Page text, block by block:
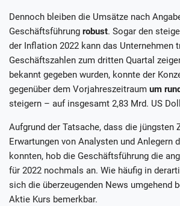
Dennoch bleiben die Umsätze nach
Geschäftsführung robust. Sogar den
der Inflation 2022 kann das Unternehmen
Geschäftszahlen zum dritten Quartal
bekannt gegeben wurden, konnte der
gegenüber dem Vorjahreszeitraum um
steigern – auf insgesamt 2,83 Mrd. US
Aufgrund der Tatsache, dass die jüngsten
Erwartungen von Analysten und Anlegern
konnten, hob die Geschäftsführung die
für 2022 nochmals an. Wie häufig in
sich die überzeugenden News umgehend
Aktie Kurs bemerkbar.